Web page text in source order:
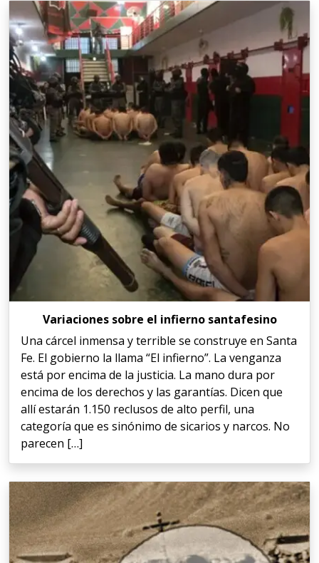
Variaciones sobre el infierno santafesino
Una cárcel inmensa y terrible se construye en Santa
Fe. El gobierno la llama “El infierno”. La venganza
está por encima de la justicia. La mano dura por
encima de los derechos y las garantías. Dicen que
allí estarán 1.150 reclusos de alto perfil, una
categoría que es sinónimo de sicarios y narcos. No
parecen […]